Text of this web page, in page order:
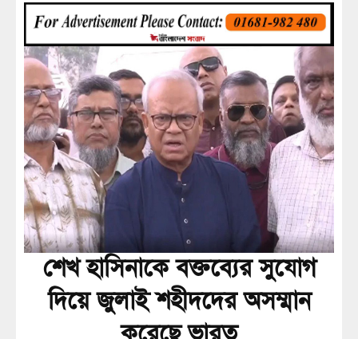
শেখ হাসিনাকে বক্তব্যের সুযোগ
দিয়ে জুলাই শহীদদের অসম্মান